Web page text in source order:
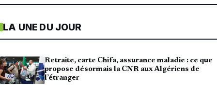
LA UNE DU JOUR
Retraite, carte Chifa, assurance maladie : ce que
propose désormais la CNR aux Algériens de
l’étranger